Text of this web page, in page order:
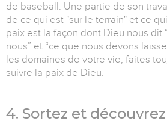
de baseball. Une partie de son
de ce qui est "sur le terrain" et ce
paix est la façon dont Dieu nous dit
nous” et “ce que nous devons
les domaines de votre vie, faites
suivre la paix de Dieu.
4. Sortez et découvrez